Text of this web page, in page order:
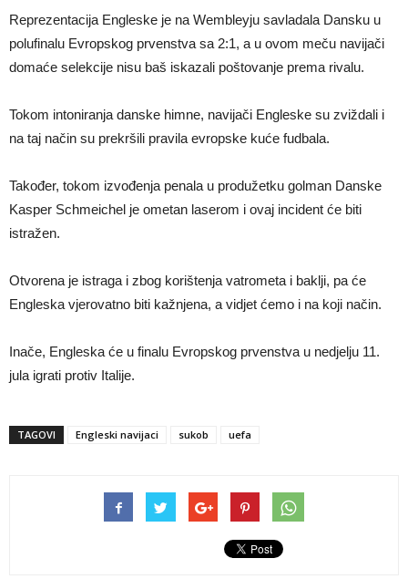
Reprezentacija Engleske je na Wembleyju savladala Dansku u
polufinalu Evropskog prvenstva sa 2:1, a u ovom meču navijači
domaće selekcije nisu baš iskazali poštovanje prema rivalu.
Tokom intoniranja danske himne, navijači Engleske su zviždali i
na taj način su prekršili pravila evropske kuće fudbala.
Također, tokom izvođenja penala u produžetku golman Danske
Kasper Schmeichel je ometan laserom i ovaj incident će biti
istražen.
Otvorena je istraga i zbog korištenja vatrometa i baklji, pa će
Engleska vjerovatno biti kažnjena, a vidjet ćemo i na koji način.
Inače, Engleska će u finalu Evropskog prvenstva u nedjelju 11.
jula igrati protiv Italije.
TAGOVI Engleski navijaci sukob uefa